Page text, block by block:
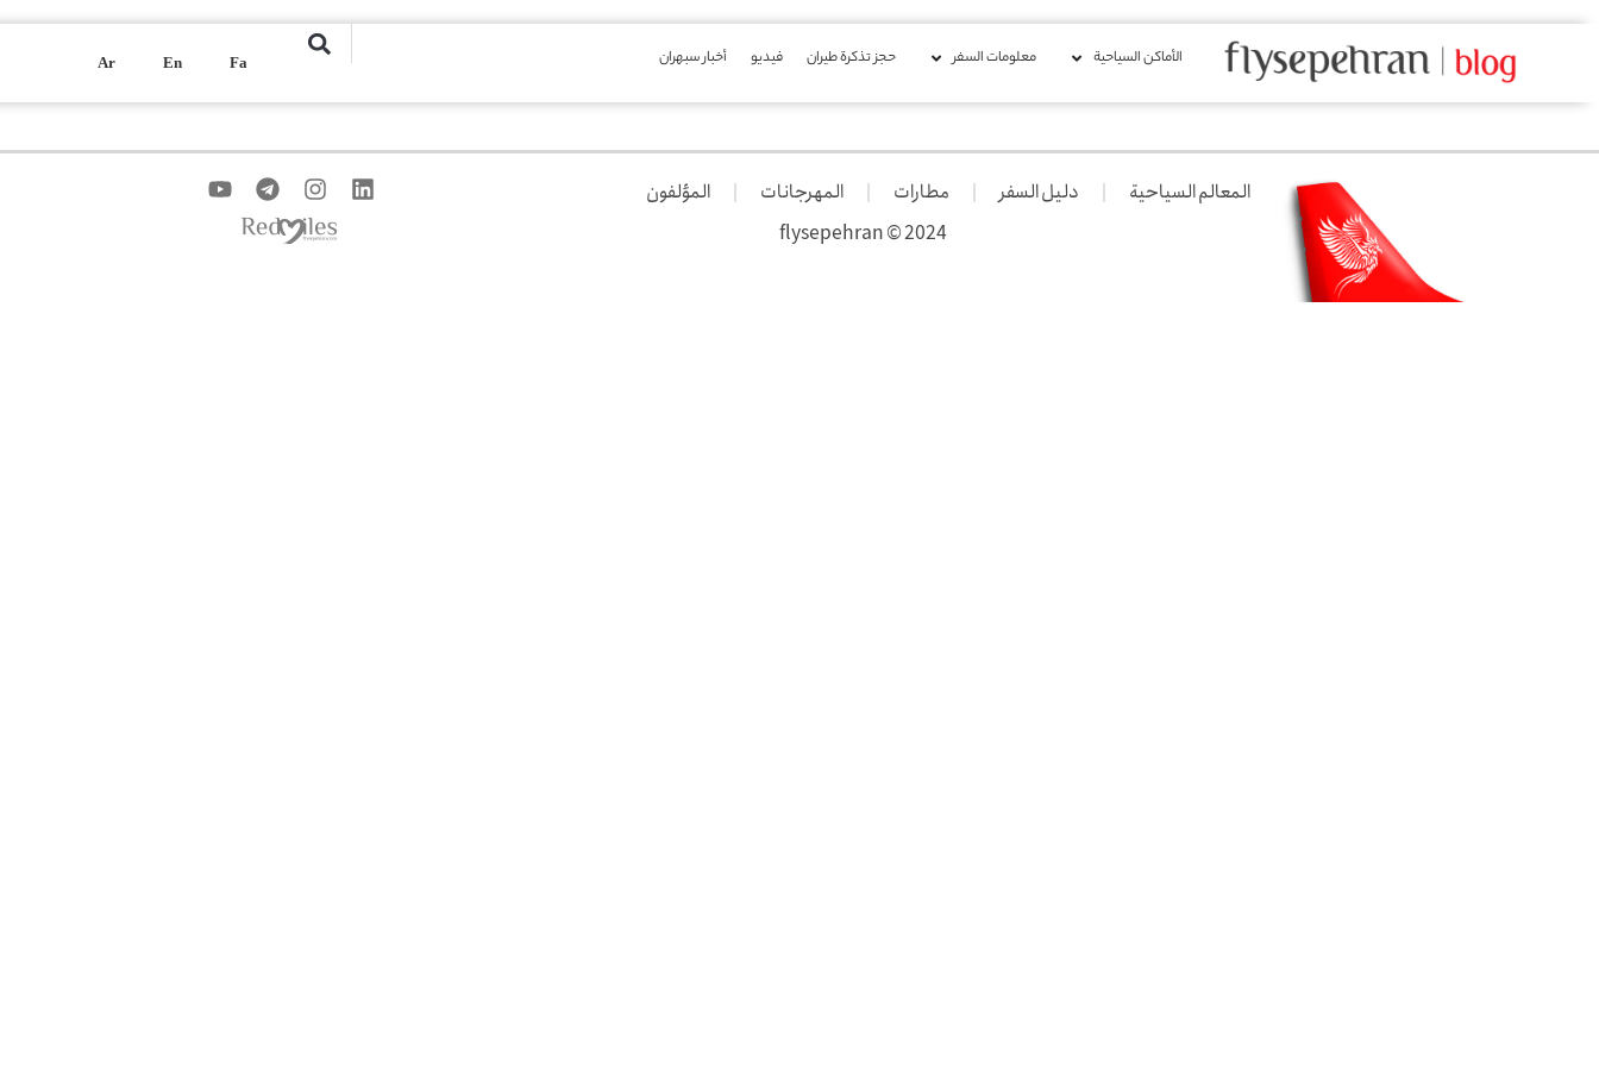
الأماكن السياحية معلومات السفر حجز تذكرة طيران فیدیو أخبار سبهران Fa
En
Ar
المعالم السياحية دليل السفر مطارات المهرجانات
المؤلفون
2024 © flysepehran